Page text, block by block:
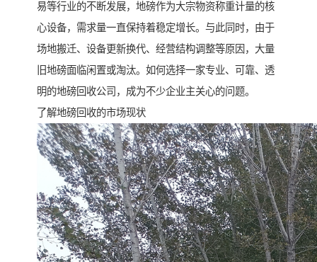
易等行业的不断发展，地磅作为大宗物资称重计量的核
心设备，需求量一直保持着稳定增长。与此同时，由于
场地搬迁、设备更新换代、经营结构调整等原因，大量
旧地磅面临闲置或淘汰。如何选择一家专业、可靠、透
明的地磅回收公司，成为不少企业主关心的问题。
了解地磅回收的市场现状